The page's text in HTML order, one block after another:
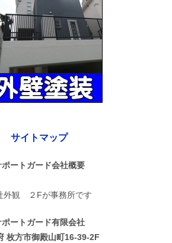
サイトマップ
ポートガード会社概要
外観 ２Fが事務所です
ポートガード有限会社
枚方市御殿山町16-39-2F